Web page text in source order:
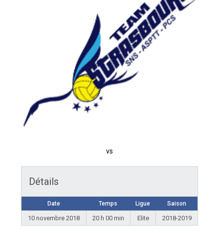
vs
Détails
Date Temps Ligue Saison
10 novembre 2018 20 h 00 min Elite 2018-2019